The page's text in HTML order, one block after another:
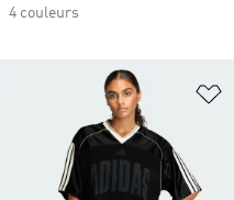
4 couleurs